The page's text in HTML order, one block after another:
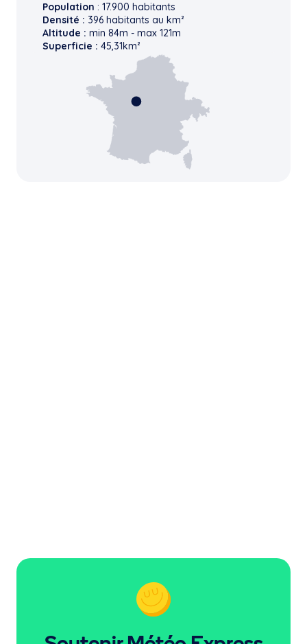
Population : 17.900 habitants
Densité : 396 habitants au km²
Altitude : min 84m - max 121m
Superficie : 45,31km²